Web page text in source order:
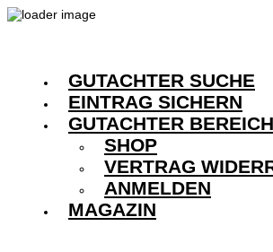
GUTACHTER SUCHE
EINTRAG SICHERN
GUTACHTER BEREICH
SHOP
VERTRAG
ANMELDEN
MAGAZIN